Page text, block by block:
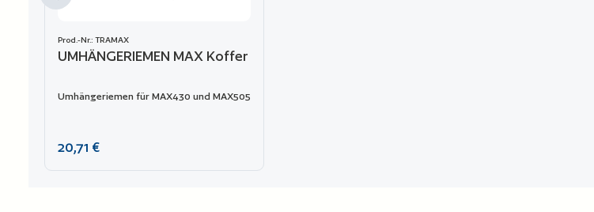
Prod.-Nr.: TRAMAX
UMHÄNGERIEMEN MAX Koffer
Umhängeriemen für MAX430 und MAX505
Regulärer Preis:
20,71 €